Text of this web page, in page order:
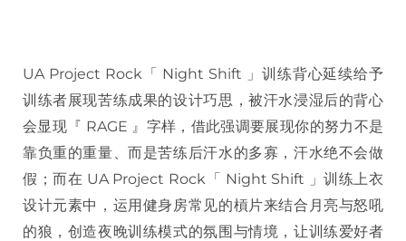
UA Project Rock「 Night Shift 」训练背心延续给予
训练者展现苦练成果的设计巧思，被汗水浸湿后的背心
会显现『 RAGE 』字样，借此强调要展现你的努力不是
靠负重的重量、而是苦练后汗水的多寡，汗水绝不会做
假；而在 UA Project Rock「 Night Shift 」训练上衣
设计元素中，运用健身房常见的槓片来结合月亮与怒吼
的狼，创造夜晚训练模式的氛围与情境，让训练爱好者